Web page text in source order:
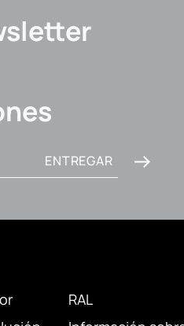
ENTREGAR
RAL